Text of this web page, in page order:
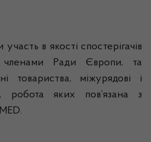
в якості спостерігачів
Ради Європи, та
товариства, міжурядові і
робота яких пов’язана з